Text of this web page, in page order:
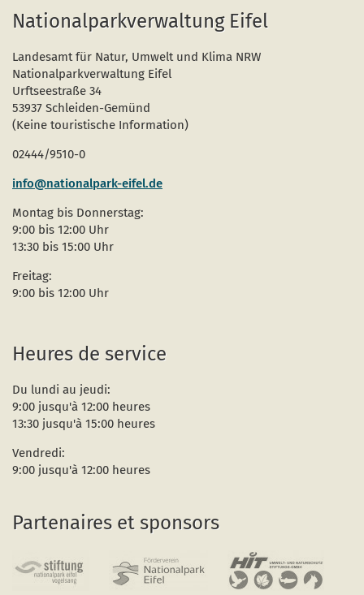
Nationalparkverwaltung Eifel
Landesamt für Natur, Umwelt und Klima NRW
Nationalparkverwaltung Eifel
Urftseestraße 34
53937 Schleiden-Gemünd
(Keine touristische Information)
02444/9510-0
info@nationalpark-eifel.de
Montag bis Donnerstag:
9:00 bis 12:00 Uhr
13:30 bis 15:00 Uhr
Freitag:
9:00 bis 12:00 Uhr
Heures de service
Du lundi au jeudi:
9:00 jusqu'à 12:00 heures
13:30 jusqu'à 15:00 heures
Vendredi:
9:00 jusqu'à 12:00 heures
Partenaires et sponsors